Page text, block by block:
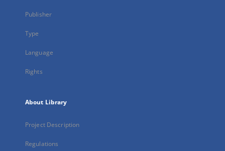
Publisher
Type
Language
Rights
About Library
Project Description
Regulations